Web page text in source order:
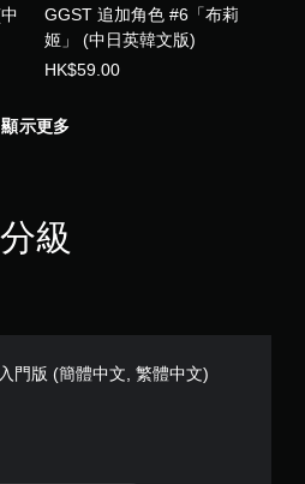
GGST 追加角色 #6「布莉
姬」 (中日英韓文版)
HK$59.00
顯示更多
分級
門版 (簡體中文, 繁體中文)